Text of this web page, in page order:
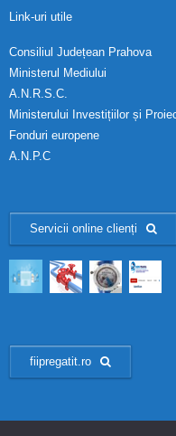
Link-uri utile
Consiliul Județean Prahova
Ministerul Mediului
A.N.R.S.C.
Ministerului Investițiilor și
Fonduri europene
A.N.P.C
Servicii online clienți
fiipregatit.ro